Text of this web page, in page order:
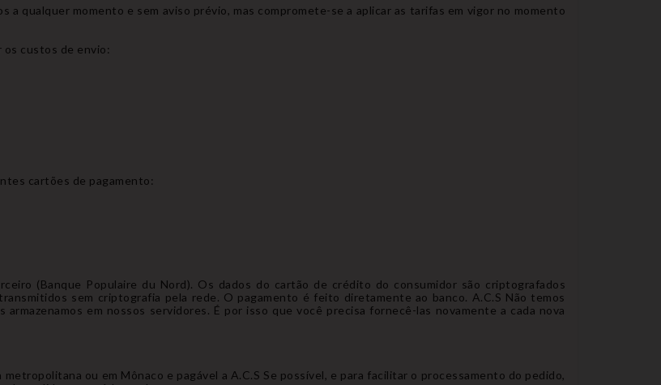
a qualquer momento e sem aviso prévio, mas compromete-se a aplicar as tarifas em vigor no momento
os custos de envio:
cartões de pagamento:
(Banque Populaire du Nord). Os dados do cartão de crédito do consumidor são criptografados
sem criptografia pela rede. O pagamento é feito diretamente ao banco. A.C.S Não temos
em nossos servidores. É por isso que você precisa fornecê-las novamente a cada nova
ou em Mônaco e pagável a A.C.S Se possível, e para facilitar o processamento do pedido,